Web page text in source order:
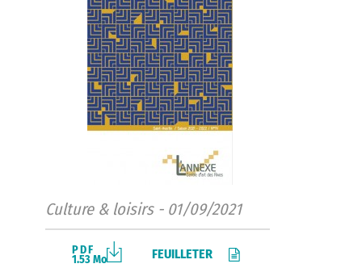
Culture & loisirs - 01/09/2021
PDF
1.53 Mo FEUILLETER